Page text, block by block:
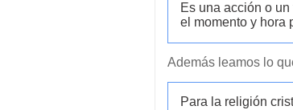
Es una acción o
el momento y hora
Además leamos lo
Para la religión